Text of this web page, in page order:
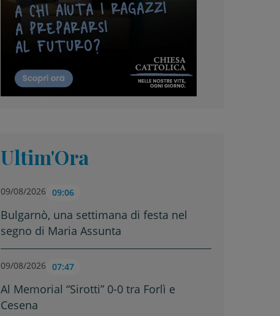
Ultim'Ora
09/08/2026 09:06
Bulgarnò, una settimana di festa nel
segno di Maria Assunta
09/08/2026 07:47
Al Memorial “Sirotti” 0-0 tra Forlì e
Cesena